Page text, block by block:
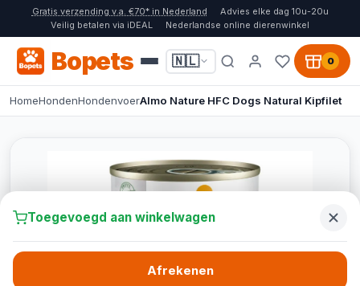
Gratis verzending v.a. €70* in Nederland
Advies elke dag 10u-20u
Veilig betalen via iDEAL
Nederlandse online dierenwinkel
Bopets 🇳🇱 0
HomeHondenHondenvoerAlmo Nature HFC Dogs Natural Kipfilet
Toegevoegd aan winkelwagen
Afrekenen